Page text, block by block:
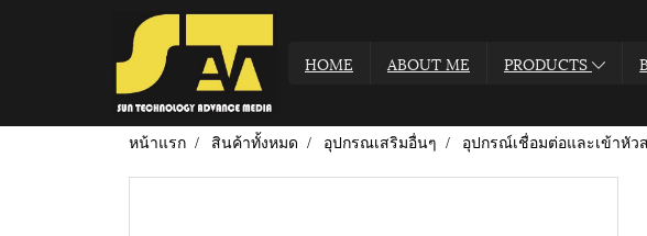
HOME ABOUT ME PRODUCTS
หน้าแรก สินค้าทั้งหมด อุปกรณเสริมอื่นๆ อุปกรณ์เชื่อมต่อและเข้าหัว